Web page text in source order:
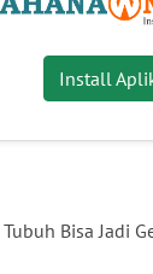
Install
Bisa Jadi